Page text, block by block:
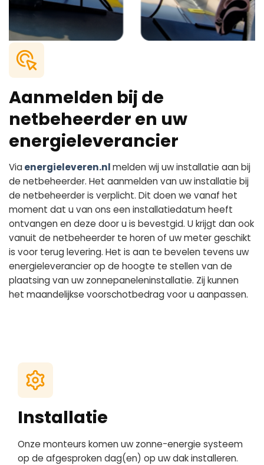
Aanmelden bij de
netbeheerder en uw
energieleverancier
Via energieleveren.nlmelden wij uw installatie aan bij
de netbeheerder. Het aanmelden van uw installatie bij
de netbeheerder is verplicht. Dit doen we vanaf het
moment dat u van ons een installatiedatum heeft
ontvangen en deze door u is bevestgid. U krijgt dan ook
vanuit de netbeheerder te horen of uw meter geschikt
is voor terug levering. Het is aan te bevelen tevens uw
energieleverancier op de hoogte te stellen van de
plaatsing van uw zonnepaneleninstallatie. Zij kunnen
het maandelijkse voorschotbedrag voor u aanpassen.
Installatie
Onze monteurs komen uw zonne-energie systeem
op de afgesproken dag(en) op uw dak installeren.